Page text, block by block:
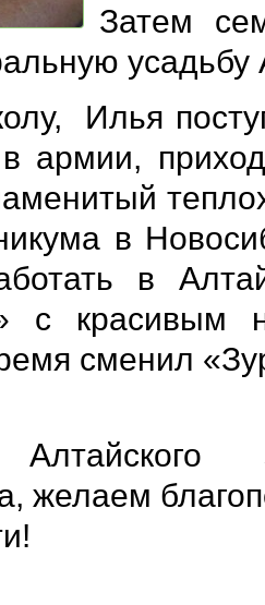
Затем
усадьбу
Илья
армии,
в
в
с красивым
сменил
Алтайского
желаем